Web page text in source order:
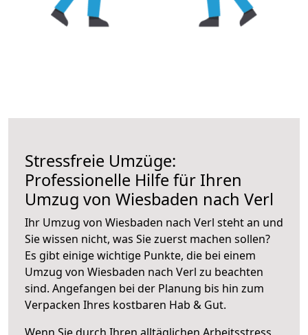
Stressfreie Umzüge:
Professionelle Hilfe für Ihren
Umzug von Wiesbaden nach Verl
Ihr Umzug von Wiesbaden nach Verl steht an und
Sie wissen nicht, was Sie zuerst machen sollen?
Es gibt einige wichtige Punkte, die bei einem
Umzug von Wiesbaden nach Verl zu beachten
sind. Angefangen bei der Planung bis hin zum
Verpacken Ihres kostbaren Hab & Gut.